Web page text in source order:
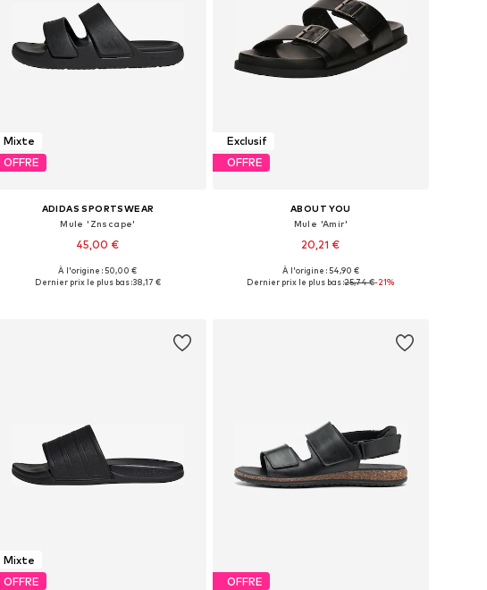
Mixte
OFFRE
ADIDAS SPORTSWEAR
Mule 'Znscape'
45,00 €
Disponible en plusieurs tailles
À l'origine : 50,00 €
Dernier prix le plus bas :38,17 €
Exclusif
OFFRE
ABOUT YOU
Mule 'Amir'
20,21 €
Tailles disponibles: 42, 44
À l'origine : 54,90 €
Dernier prix le plus bas :25,74 €-21%
Mixte
OFFRE
OFFRE